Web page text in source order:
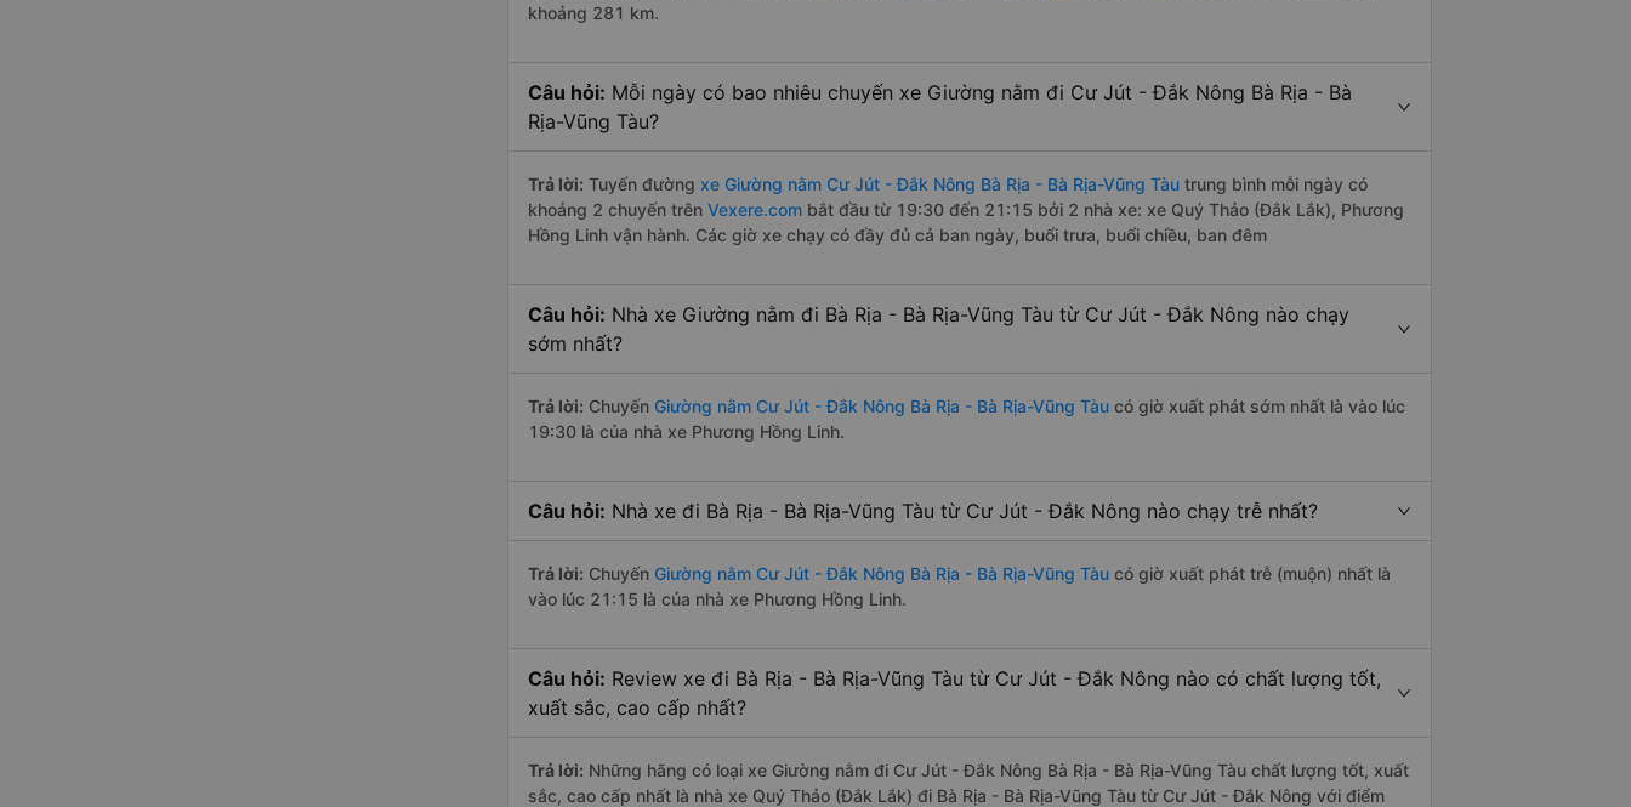
khoảng 281 km.
Câu hỏi: Mỗi ngày có bao nhiêu chuyến xe Giường nằm đi Cư Jút - Đắk Nông Bà Rịa - Bà
Rịa-Vũng Tàu?
Trả lời: Tuyến đường xe Giường nằm Cư Jút - Đắk Nông Bà Rịa - Bà Rịa-Vũng Tàu trung bình mỗi ngày có
khoảng 2 chuyến trên Vexere.com bắt đầu từ 19:30 đến 21:15 bởi 2 nhà xe: xe Quý Thảo (Đắk Lắk), Phương
Hồng Linh vận hành. Các giờ xe chạy có đầy đủ cả ban ngày, buổi trưa, buổi chiều, ban đêm
Câu hỏi: Nhà xe Giường nằm đi Bà Rịa - Bà Rịa-Vũng Tàu từ Cư Jút - Đắk Nông nào chạy
sớm nhất?
Trả lời: Chuyến Giường nằm Cư Jút - Đắk Nông Bà Rịa - Bà Rịa-Vũng Tàu có giờ xuất phát sớm nhất là vào lúc
19:30 là của nhà xe Phương Hồng Linh.
Câu hỏi: Nhà xe đi Bà Rịa - Bà Rịa-Vũng Tàu từ Cư Jút - Đắk Nông nào chạy trễ nhất?
Trả lời: Chuyến Giường nằm Cư Jút - Đắk Nông Bà Rịa - Bà Rịa-Vũng Tàu có giờ xuất phát trễ (muộn) nhất là
vào lúc 21:15 là của nhà xe Phương Hồng Linh.
Câu hỏi: Review xe đi Bà Rịa - Bà Rịa-Vũng Tàu từ Cư Jút - Đắk Nông nào có chất lượng tốt,
xuất sắc, cao cấp nhất?
Trả lời: Những hãng có loại xe Giường nằm đi Cư Jút - Đắk Nông Bà Rịa - Bà Rịa-Vũng Tàu chất lượng tốt, xuất
sắc, cao cấp nhất là nhà xe Quý Thảo (Đắk Lắk) đi Bà Rịa - Bà Rịa-Vũng Tàu từ Cư Jút - Đắk Nông với điểm